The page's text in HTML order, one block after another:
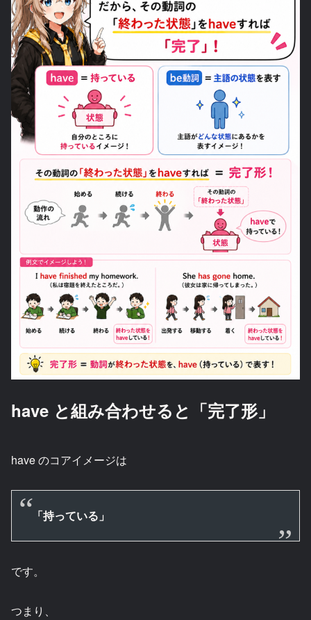
have と組み合わせると「完了形」
have のコアイメージは
「持っている」
です。
つまり、